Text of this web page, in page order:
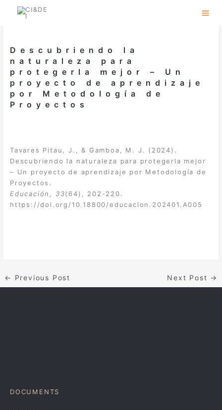
Descubriendo la
naturaleza para
protegerla mejor – Un
proyecto de aprendizaje
por Metodología de
Proyectos
Tavares Pitau, J., & Gamboa, M. J. (2024).
Descubriendo la naturaleza para protegerla mejor
– Un proyecto de aprendizaje por Metodología de
Proyectos.
Educación, 33(64), 202-220.
https://doi.org/10.18800/educacion.202401.A005
← Previous Post Next Post →
DOCUMENTS